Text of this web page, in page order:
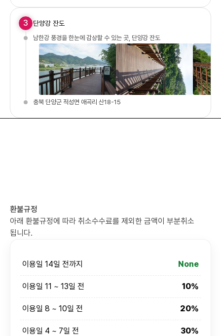
3 단양강 잔도
남한강 풍경을 한눈에 감상할 수 있는 곳, 단양강 잔도
충북 단양군 적성면 애곡리 산18-15
환불규정
아래 환불규정에 따라 취소수수료를 제외한 금액이 부분취소
됩니다.
이용일 14일 전까지 None
이용일 11 ~ 13일 전 10%
이용일 8 ~ 10일 전 20%
이용일 4 ~ 7일 전 30%